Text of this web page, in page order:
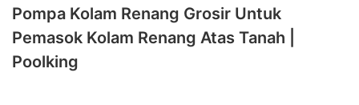
Pompa Kolam Renang Grosir Untuk
Pemasok Kolam Renang Atas Tanah |
Poolking